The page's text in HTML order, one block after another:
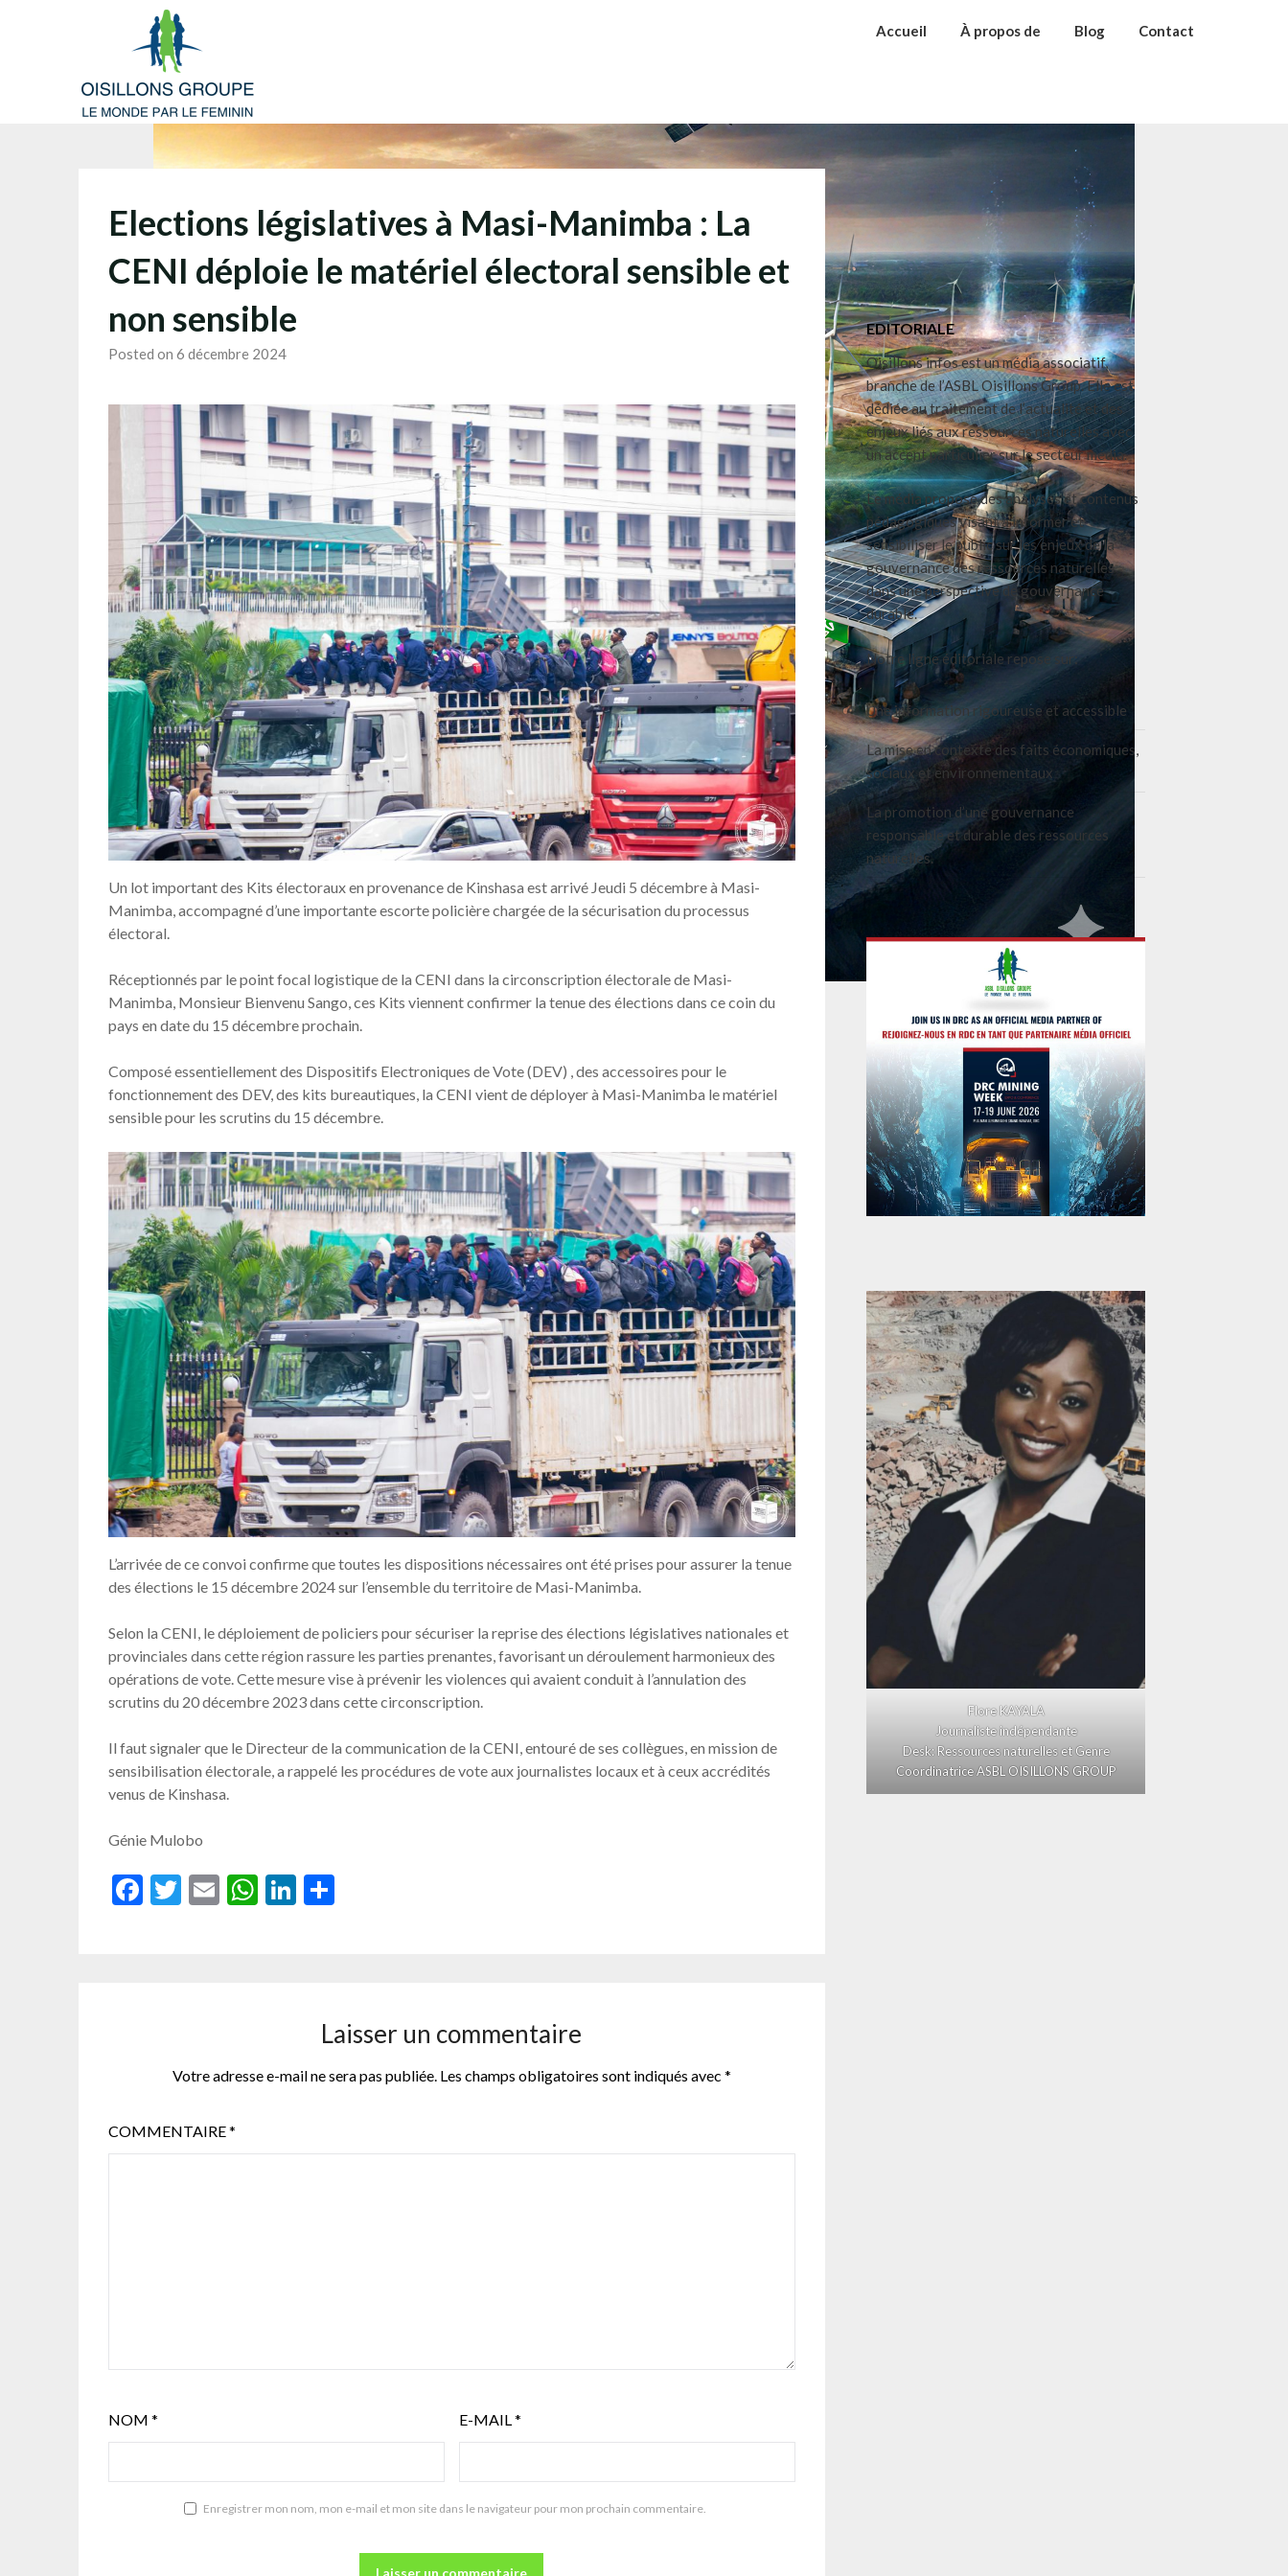
Accueil À propos de Blog Contact
Elections législatives à Masi-Manimba : La
CENI déploie le matériel électoral sensible et
non sensible
Posted on 6 décembre 2024
Un lot important des Kits électoraux en provenance de Kinshasa est arrivé Jeudi 5 décembre à Masi-
Manimba, accompagné d’une importante escorte policière chargée de la sécurisation du processus
électoral.
Réceptionnés par le point focal logistique de la CENI dans la circonscription électorale de Masi-
Manimba, Monsieur Bienvenu Sango, ces Kits viennent confirmer la tenue des élections dans ce coin du
pays en date du 15 décembre prochain.
Composé essentiellement des Dispositifs Electroniques de Vote (DEV) , des accessoires pour le
fonctionnement des DEV, des kits bureautiques, la CENI vient de déployer à Masi-Manimba le matériel
sensible pour les scrutins du 15 décembre.
L’arrivée de ce convoi confirme que toutes les dispositions nécessaires ont été prises pour assurer la tenue
des élections le 15 décembre 2024 sur l’ensemble du territoire de Masi-Manimba.
Selon la CENI, le déploiement de policiers pour sécuriser la reprise des élections législatives nationales et
provinciales dans cette région rassure les parties prenantes, favorisant un déroulement harmonieux des
opérations de vote. Cette mesure vise à prévenir les violences qui avaient conduit à l’annulation des
scrutins du 20 décembre 2023 dans cette circonscription.
Il faut signaler que le Directeur de la communication de la CENI, entouré de ses collègues, en mission de
sensibilisation électorale, a rappelé les procédures de vote aux journalistes locaux et à ceux accrédités
venus de Kinshasa.
Génie Mulobo
Facebook
Twitter
EmailWhatsApp
LinkedIn
Laisser un commentaire
Votre adresse e-mail ne sera pas publiée. Les champs obligatoires sont indiqués avec *
COMMENTAIRE*
NOM* E-MAIL *
Enregistrer mon nom, mon e-mail et mon site dans le navigateur pour mon prochain commentaire.
EDITORIALE
Oisillons infos est un média associatif,
branche de l’ASBL Oisillons Group. Elle est
dédiée au traitement de l’actualité et des
enjeux liés aux ressources naturelles avec
un accent particulier sur le secteur média.
Le média propose des analyses et contenus
pédagogiques visant à informer et
sensibiliser le public sur les enjeux de la
gouvernance des ressources naturelles
dans une perspective de gouvernance
durable.
Notre ligne éditoriale repose sur:
Une information rigoureuse et accessible
La mise en contexte des faits économiques,
sociaux et environnementaux
La promotion d’une gouvernance
responsable et durable des ressources
naturelles.
Flore KAYALA
Journaliste indépendante
Desk: Ressources naturelles et Genre
Coordinatrice ASBL OISILLONS GROUP